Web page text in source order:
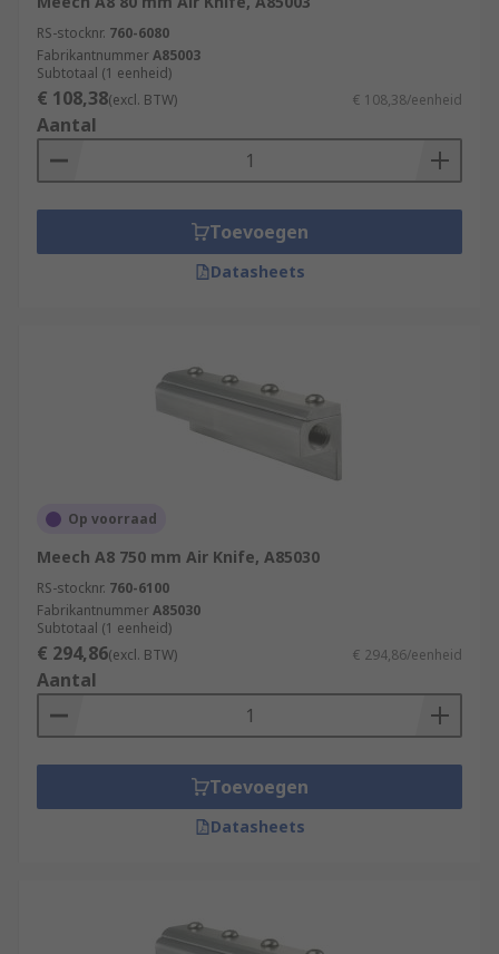
RS-stocknr. 760-6080
FabrikantnummerA85003
Subtotaal (1 eenheid)
€ 108,38(excl. BTW) € 108,38/eenheid
Aantal
Toevoegen
Datasheets
Op voorraad
Meech A8 750 mm Air Knife, A85030
RS-stocknr. 760-6100
FabrikantnummerA85030
Subtotaal (1 eenheid)
€ 294,86(excl. BTW) € 294,86/eenheid
Aantal
Toevoegen
Datasheets